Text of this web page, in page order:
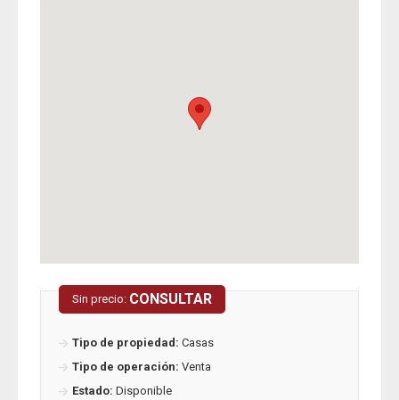
Sin precio: CONSULTAR
Tipo de propiedad: Casas
Tipo de operación: Venta
Estado: Disponible